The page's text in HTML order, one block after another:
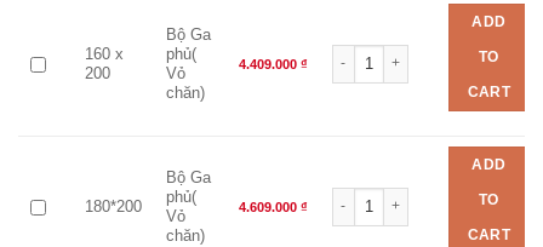
160 x
200
Bộ Ga
phủ(
Vỏ
chăn)
4.409.000 ₫
Bộ chăn ga EVERON EPM
ADD
TO
CART
180*200
Bộ Ga
phủ(
Vỏ
chăn)
4.609.000 ₫
Bộ chăn ga EVERON EPM
ADD
TO
CART